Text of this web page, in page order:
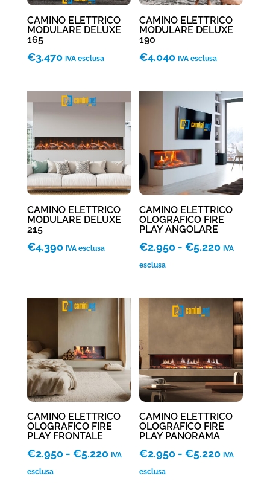
CAMINO ELETTRICO
MODULARE DELUXE
165
€3.470 IVA esclusa
CAMINO ELETTRICO
MODULARE DELUXE
190
€4.040 IVA esclusa
CAMINO ELETTRICO
MODULARE DELUXE
215
€4.390 IVA esclusa
CAMINO ELETTRICO
OLOGRAFICO FIRE
PLAY ANGOLARE
€2.950 - €5.220Fascia
€2.950
€5.220
IVA
esclusa
CAMINO ELETTRICO
OLOGRAFICO FIRE
PLAY FRONTALE
€2.950 - €5.220Fascia
IVA
esclusa
CAMINO ELETTRICO
OLOGRAFICO FIRE
PLAY PANORAMA
€2.950 - €5.220Fascia
IVA
esclusa